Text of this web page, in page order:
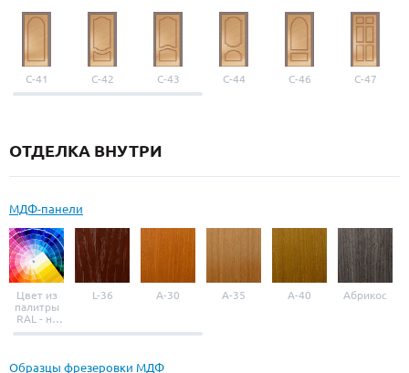
С-41 С-42 С-43 С-44 С-46 С-47
ОТДЕЛКА ВНУТРИ
МДФ-панели
Цвет из
палитры
RAL - на
выбор
L-36 A-30 A-35 A-40 Абрикос
Образцы фрезеровки МДФ